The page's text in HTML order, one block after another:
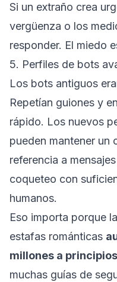
Si un extraño crea
vergüenza o los
responder. El miedo
5. Perfiles de bots
Los bots antiguos
Repetían guiones y
rápido. Los nuevos
pueden mantener un
referencia a
coqueteo con
humanos.
Eso importa porque
estafas románticas
millones a
muchas guías de